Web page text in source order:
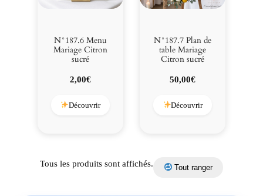
N°187.6 Menu
Mariage Citron
sucré
2,00€
Découvrir
N°187.7 Plan de
table Mariage
Citron sucré
50,00€
Découvrir
Tous les produits sont affichés. Tout ranger